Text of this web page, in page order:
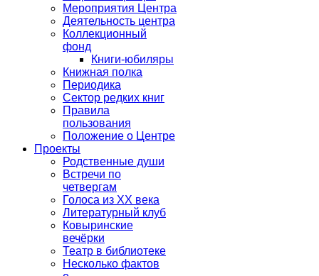
Мероприятия Центра
Деятельность центра
Коллекционный
фонд
Книги-юбиляры
Книжная полка
Периодика
Сектор редких книг
Правила
пользования
Положение о Центре
Проекты
Родственные души
Встречи по
четвергам
Голоса из ХХ века
Литературный клуб
Ковыринские
вечёрки
Театр в библиотеке
Несколько фактов